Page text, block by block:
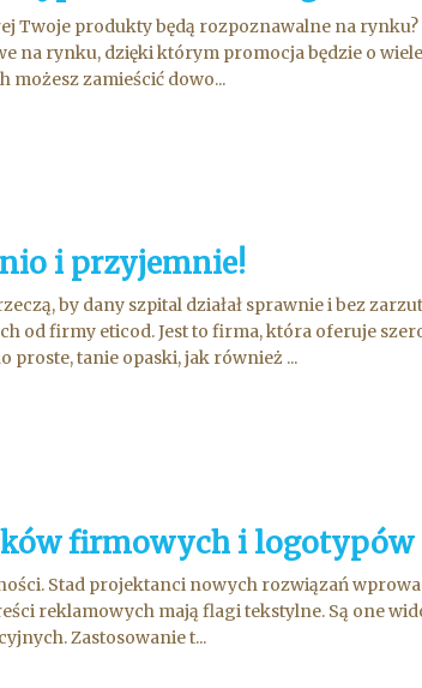
Twoje produkty będą rozpoznawalne na
na rynku, dzięki którym promocja będzie o
możesz zamieścić dowo...
i przyjemnie!
by dany szpital działał sprawnie i bez
od firmy eticod. Jest to firma, która oferuje
tanie opaski, jak również ...
firmowych i logotypów
Stad projektanci nowych rozwiązań
reklamowych mają flagi tekstylne. Są one
Zastosowanie t...